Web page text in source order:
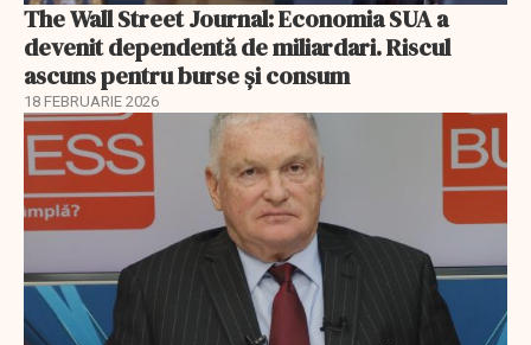
The Wall Street Journal: Economia SUA a
devenit dependentă de miliardari. Riscul
ascuns pentru burse și consum
18 FEBRUARIE 2026
EXCLUSIV